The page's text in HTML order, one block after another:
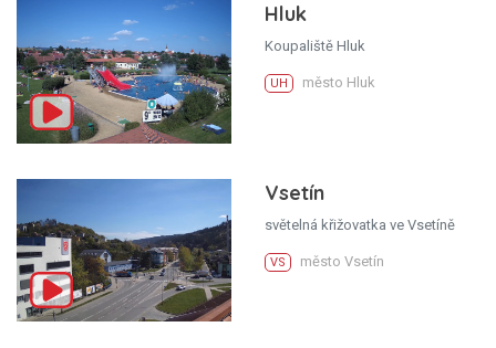
Hluk
Koupaliště Hluk
UH město Hluk
Vsetín
světelná křižovatka ve Vsetíně
VS město Vsetín